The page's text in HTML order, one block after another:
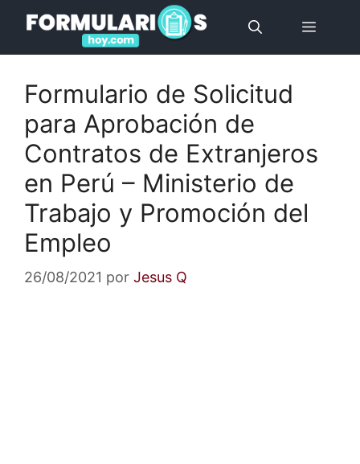
contenido
Menú
Formulario de Solicitud
para Aprobación de
Contratos de Extranjeros
en Perú – Ministerio de
Trabajo y Promoción del
Empleo
26/08/2021 por Jesus Q